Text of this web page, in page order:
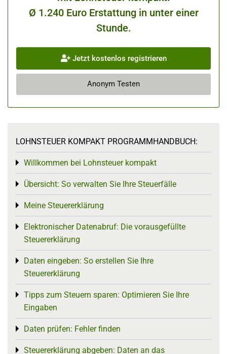
Ø 1.240 Euro Erstattung in unter einer
Stunde.
Jetzt kostenlos registrieren
Anonym Testen
LOHNSTEUER KOMPAKT PROGRAMMHANDBUCH:
Willkommen bei Lohnsteuer kompakt
Toggle menu
Übersicht: So verwalten Sie Ihre Steuerfälle
Toggle menu
Meine Steuererklärung
Toggle menu
Elektronischer Datenabruf: Die vorausgefüllte
Steuererklärung
Toggle menu
Daten eingeben: So erstellen Sie Ihre
Steuererklärung
Toggle menu
Tipps zum Steuern sparen: Optimieren Sie Ihre
Eingaben
Toggle menu
Daten prüfen: Fehler finden
Toggle menu
Steuererklärung abgeben: Daten an das
Toggle menu